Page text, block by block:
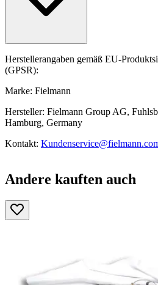
Herstellerangaben gemäß EU-
(GPSR):
Marke: Fielmann
Hersteller: Fielmann Group AG,
Hamburg, Germany
Kontakt:
Andere kauften auch